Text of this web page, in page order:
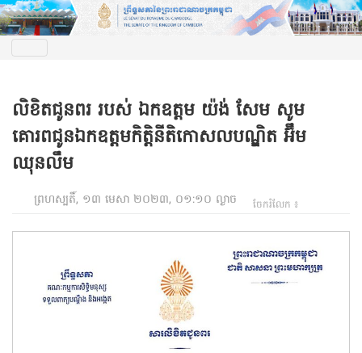
លិខិតជូនពរ របស់ ឯកឧត្ដម យ៉ង់ សែម សូម
គោរពជូនឯកឧត្តមកិត្តិនីតិកោសលបណ្ឌិត អ៊ឹម
ឈុនលឹម
ព្រហស្បតិ៍, ១៣ មេសា ២០២៣, ០១:១០ ល្ងាច ចែករំលែក ៖